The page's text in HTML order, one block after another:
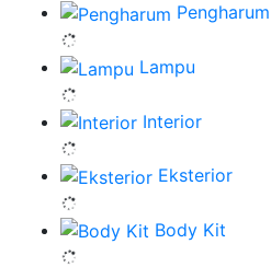
Pengharum
Lampu
Interior
Eksterior
Body Kit